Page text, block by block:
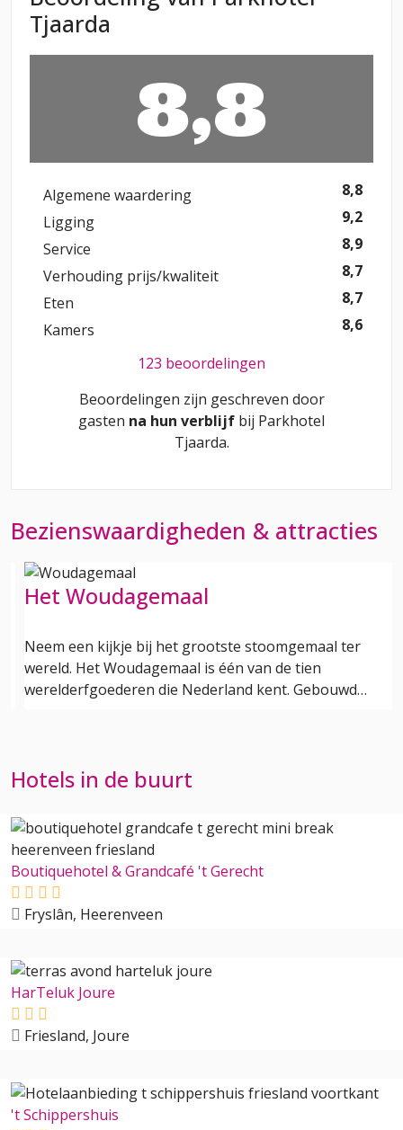
Tjaarda
8,8
Algemene waardering
8,8
Ligging
9,2
Service
8,9
Verhouding prijs/kwaliteit
8,7
Eten
8,7
Kamers
8,6
123 beoordelingen
Beoordelingen zijn geschreven door
gasten na hun verblijf bij Parkhotel
Tjaarda.
Bezienswaardigheden & attracties
ter
Landgoed de Eese
Landgoed de Eese is een uitgestrekt en
natuurgebied gelegen op het
Drenthe, Overijssel en Friesland. Dit…
Hotels in de buurt
Boutiquehotel & Grandcafé 't Gerecht
Fryslân, Heerenveen
HarTeluk Joure
Friesland, Joure
't Schippershuis